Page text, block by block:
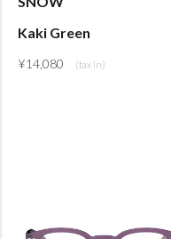
Kaki Green
¥14,080